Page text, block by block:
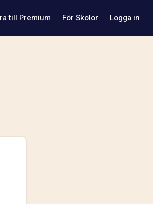
till Premium För Skolor Logga in